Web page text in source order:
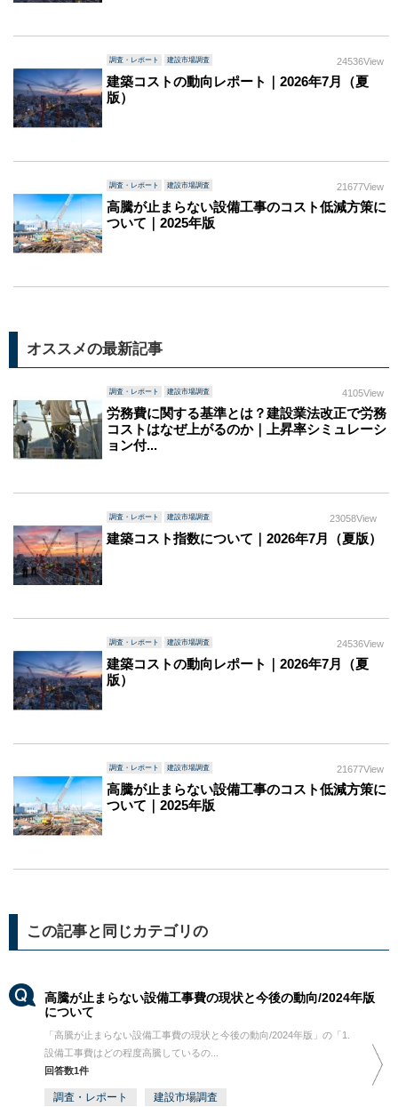
調査・レポート 建設市場調査 24536View
建築コストの動向レポート｜2026年7月（夏
版）
調査・レポート 建設市場調査 21677View
高騰が止まらない設備工事のコスト低減方策に
ついて｜2025年版
オススメの最新記事
調査・レポート 建設市場調査 4105View
労務費に関する基準とは？建設業法改正で労務
コストはなぜ上がるのか｜上昇率シミュレーシ
ョン付...
調査・レポート 建設市場調査 23058View
建築コスト指数について｜2026年7月（夏版）
調査・レポート 建設市場調査 24536View
建築コストの動向レポート｜2026年7月（夏
版）
調査・レポート 建設市場調査 21677View
高騰が止まらない設備工事のコスト低減方策に
ついて｜2025年版
この記事と同じカテゴリの
高騰が止まらない設備工事費の現状と今後の動向/2024年版
について
「高騰が止まらない設備工事費の現状と今後の動向/2024年版」の「1.
設備工事費はどの程度高騰しているの...
回答数1件
調査・レポート 建設市場調査